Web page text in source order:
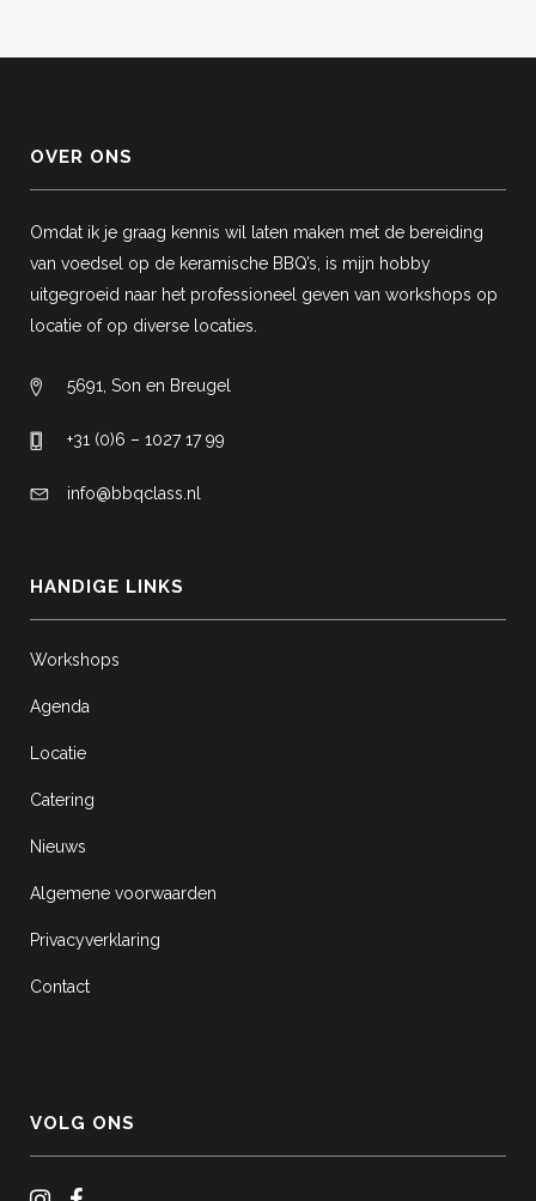
OVER ONS
Omdat ik je graag kennis wil laten maken met de bereiding
van voedsel op de keramische BBQ’s, is mijn hobby
uitgegroeid naar het professioneel geven van workshops op
locatie of op diverse locaties.
5691, Son en Breugel
+31 (0)6 – 1027 17 99
info@bbqclass.nl
HANDIGE LINKS
Workshops
Agenda
Locatie
Catering
Nieuws
Algemene voorwaarden
Privacyverklaring
Contact
VOLG ONS